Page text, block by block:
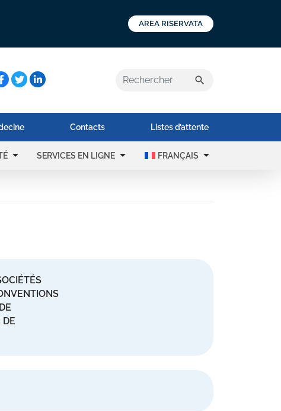
AREA RISERVATA
search
Contacts Listes d’attente
arrow_drop_down SERVICES EN LIGNE arrow_drop_down FRANÇAIS arrow_drop_down
DE